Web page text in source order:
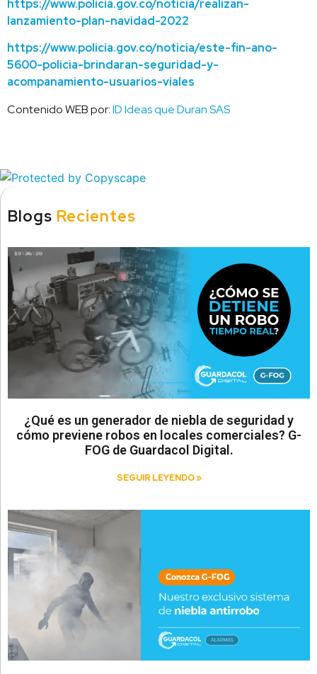
https://www.policia.gov.co/noticia/realizan-
lanzamiento-plan-navidad-2022
https://www.policia.gov.co/noticia/este-fin-ano-
5600-policia-brindaran-seguridad-y-
acompanamiento-usuarios-viales
Contenido WEB por:ID Ideas que Duran SAS
Blogs Recientes
¿Qué es un generador de niebla de seguridad y
cómo previene robos en locales comerciales? G-
FOG de Guardacol Digital.
SEGUIR LEYENDO »